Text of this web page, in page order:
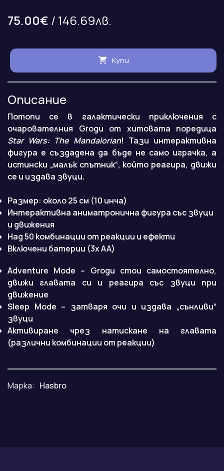
75.00€ / 146.69лв.
Купи
Описание
Потопи се в галактически приключения с
очарователния Grogu от хитовата поредица
Star Wars: The Mandalorian! Тази интерактивна
фигура е създадена да бъде не само играчка, а
истински „малък спътник“, който реагира, движи
се и издава звуци.
Размер: около 25 см (10 инча)
Интерактивна аниматронична фигура със звуци
и движения
Над 50 комбинации от реакции и ефекти
Включени батерии (3x AA)
Adventure Mode – Grogu стои самостоятелно,
движи главата си и реагира със звуци при
движение
Sleep Mode – затваря очи и издава „сънливи“
звуци
Активиране чрез натискане на главата
(различни комбинации от реакции)
Марка: Hasbro